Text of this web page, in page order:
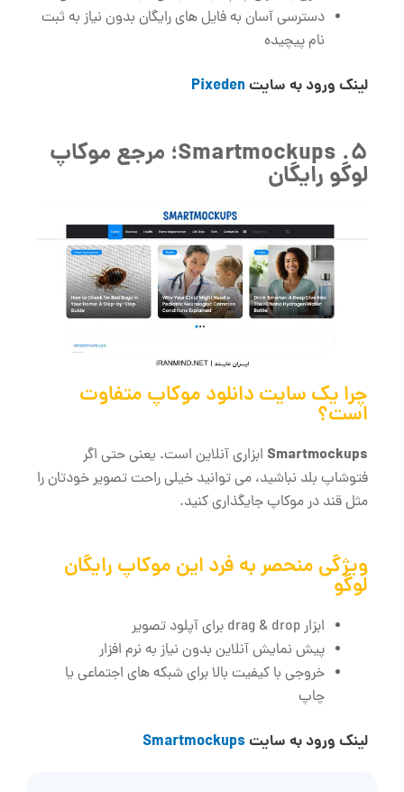
دسترسی آسان به فایل ‌های رایگان بدون نیاز به ثبت
‌نام پیچیده
لینک ورود به سایتPixeden
5. Smartmockups؛ مرجع موکاپ
لوگو رایگان
چرا یک سایت دانلود موکاپ متفاوت
است؟
Smartmockupsابزاری آنلاین است. یعنی حتی اگر
فتوشاپ بلد نباشید، می ‌توانید خیلی راحت تصویر خودتان را
مثل قند در موکاپ جایگذاری کنید.
ویژگی منحصر به‌ فرد این موکاپ رایگان
لوگو
ابزار drag & drop برای آپلود تصویر
پیش ‌نمایش آنلاین بدون نیاز به نرم‌ افزار
خروجی با کیفیت بالا برای شبکه ‌های اجتماعی یا
چاپ
لینک ورود به سایتSmartmockups